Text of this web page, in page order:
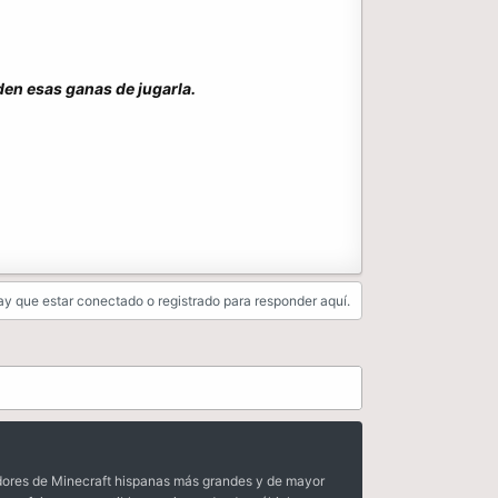
esas ganas de jugarla.
que estar conectado o registrado para responder aquí.
de Minecraft hispanas más grandes y de mayor